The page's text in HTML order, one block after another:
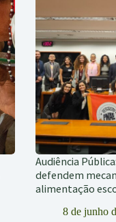
Audiência
defendem
alimentação
8 de junho